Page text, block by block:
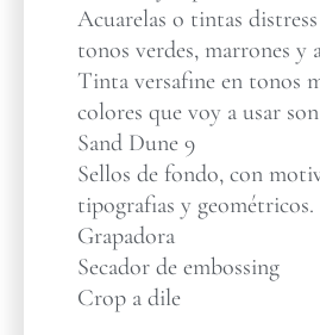
Acuarelas o tintas
tonos verdes, marrones y
Tinta versafine en tonos
colores que voy a usar
Sand Dune 9
Sellos de fondo, con
tipografias y geométricos.
Grapadora
Secador de embossing
Crop a dile